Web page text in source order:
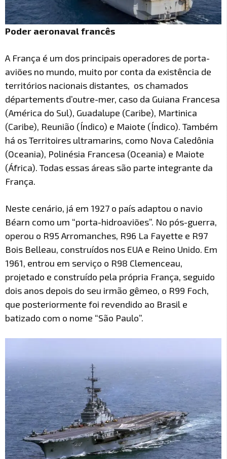
Poder aeronaval francês
A França é um dos principais operadores de porta-
aviões no mundo, muito por conta da existência de
territórios nacionais distantes, os chamados
départements d’outre-mer, caso da Guiana Francesa
(América do Sul), Guadalupe (Caribe), Martinica
(Caribe), Reunião (Índico) e Maiote (Índico). Também
há os Territoires ultramarins, como Nova Caledônia
(Oceania), Polinésia Francesa (Oceania) e Maiote
(África). Todas essas áreas são parte integrante da
França.
Neste cenário, já em 1927 o país adaptou o navio
Béarn como um “porta-hidroaviões”. No pós-guerra,
operou o R95 Arromanches, R96 La Fayette e R97
Bois Belleau, construídos nos EUA e Reino Unido. Em
1961, entrou em serviço o R98 Clemenceau,
projetado e construído pela própria França, seguido
dois anos depois do seu irmão gêmeo, o R99 Foch,
que posteriormente foi revendido ao Brasil e
batizado com o nome “São Paulo”.